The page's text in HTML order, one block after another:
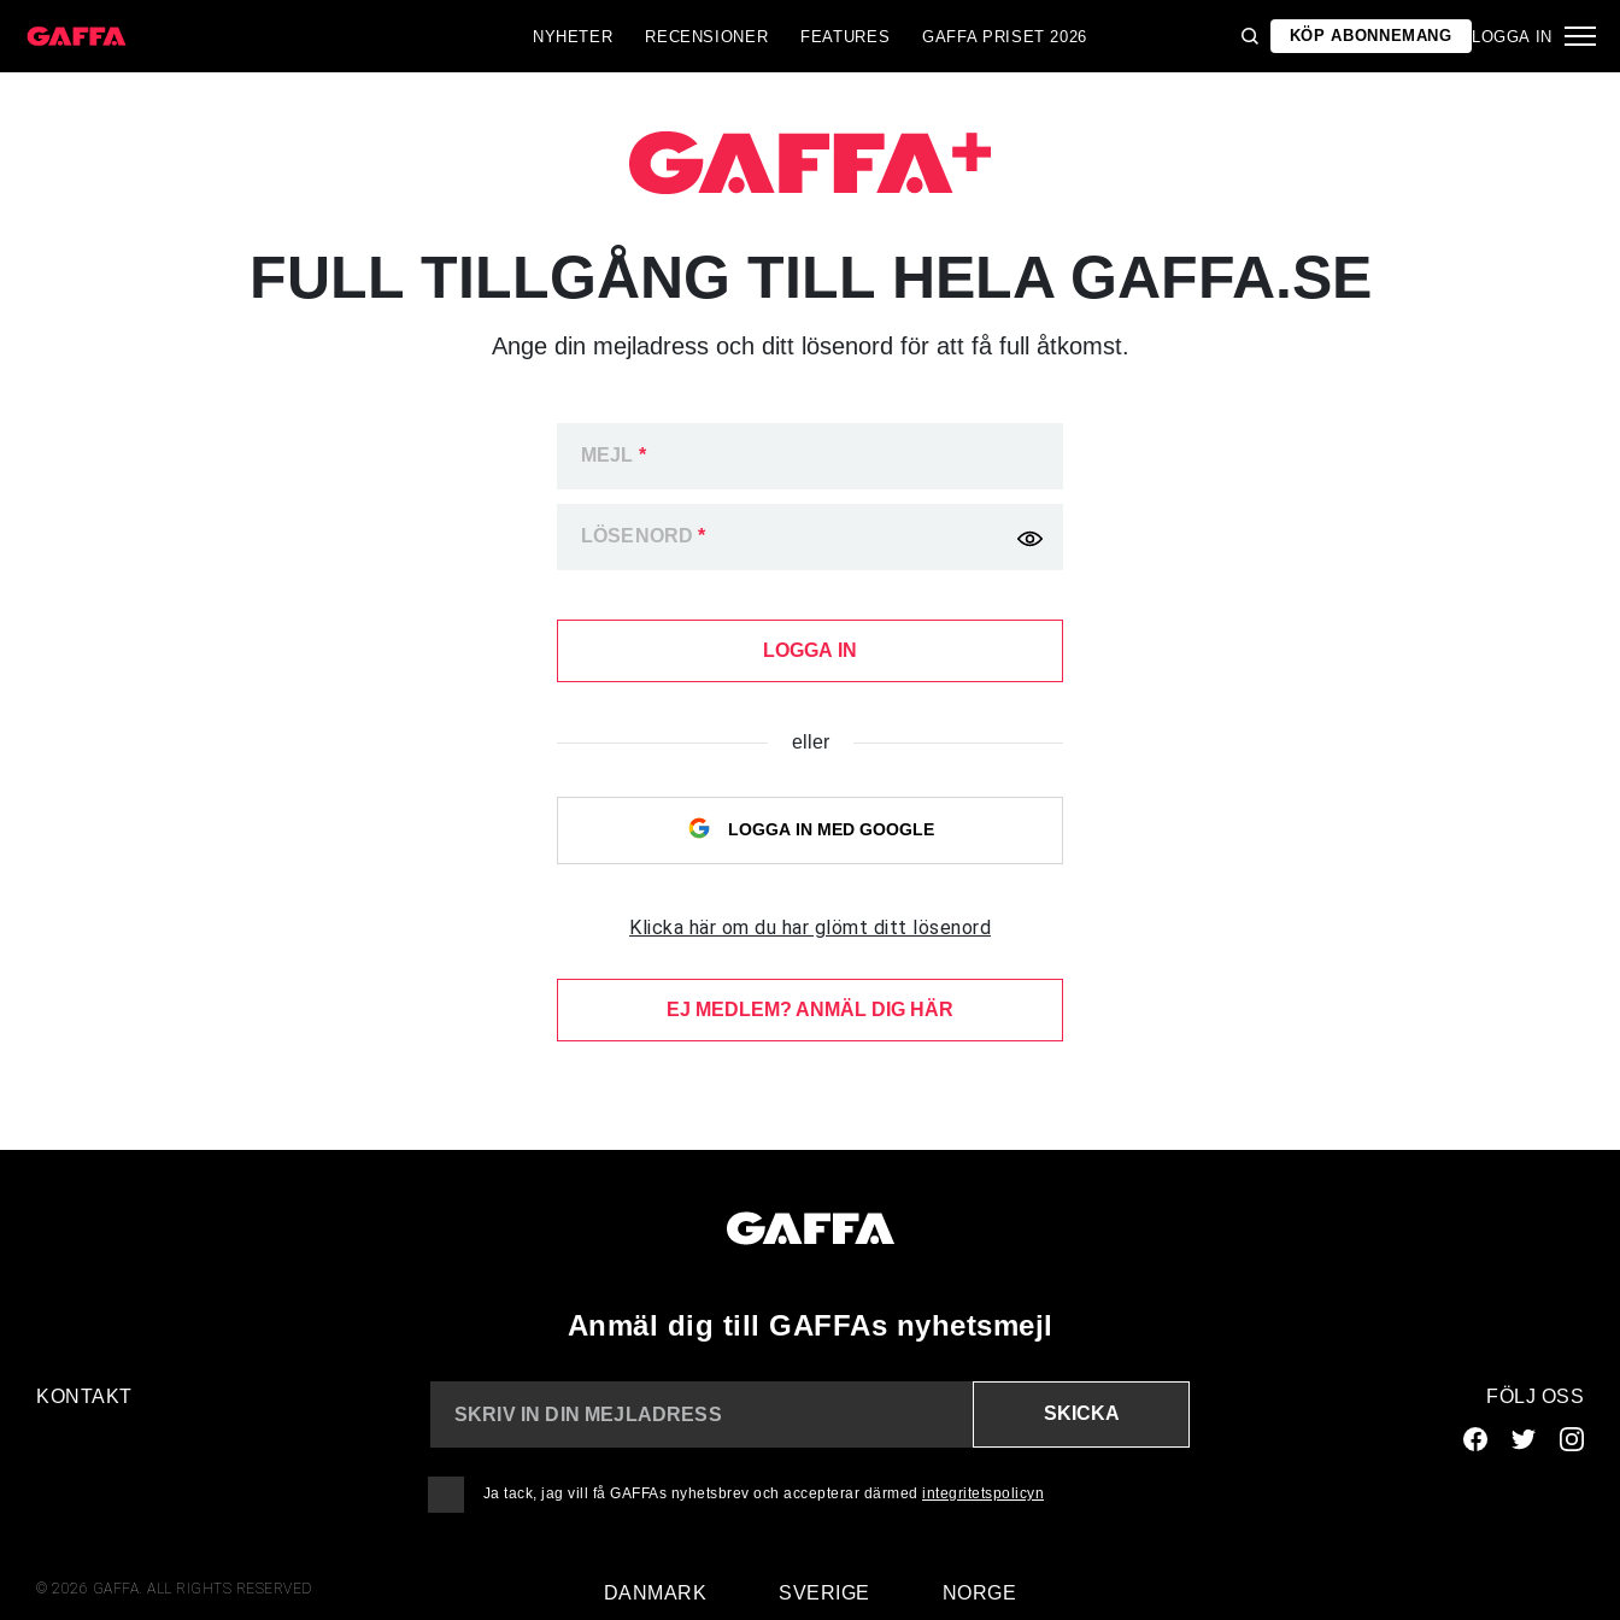
NYHETER RECENSIONER FEATURES GAFFA PRISET 2026 KÖP ABONNEMANG LOGGA IN
FULL TILLGÅNG TILL HELA GAFFA.SE
Ange din mejladress och ditt lösenord för att få full åtkomst.
MEJL *
LÖSENORD*
LOGGA IN
eller
LOGGA IN MED GOOGLE
Klicka här om du har glömt ditt lösenord
EJ MEDLEM? ANMÄL DIG HÄR
Anmäl dig till GAFFAs nyhetsmejl
KONTAKT
SKRIV IN DIN MEJLADRESS
SKICKA
Ja tack, jag vill få GAFFAs nyhetsbrev och accepterar därmed integritetspolicyn
FÖLJ OSS
© 2026 GAFFA. ALL RIGHTS RESERVED DANMARK SVERIGE NORGE